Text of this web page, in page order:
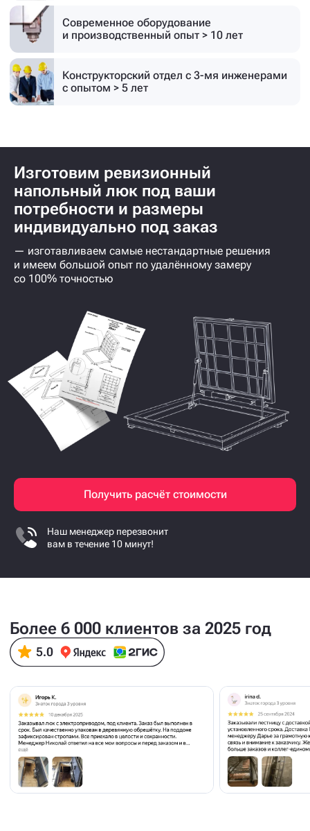
Современное оборудование
и производственный опыт > 10 лет
Конструкторский отдел с 3-мя инженерами
с опытом > 5 лет
Изготовим ревизионный
напольный люк под ваши
потребности и размеры
индивидуально под заказ
— изготавливаем самые нестандартные решения
и имеем большой опыт по удалённому замеру
со 100% точностью
Получить расчёт стоимости
Наш менеджер перезвонит
вам в течение 10 минут!
Более 6 000 клиентов за 2025 год